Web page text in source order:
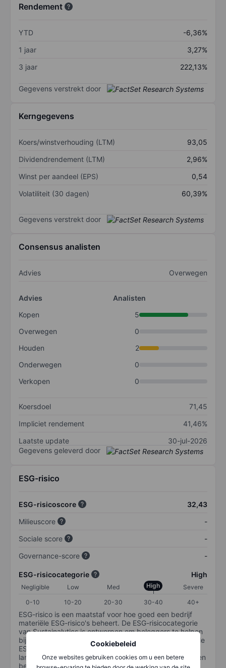
Cookiebeleid
Onze websites gebruiken cookies om u een betere
Rendement
YTD
-6,36%
1 jaar
3,27%
3 jaar
222,13%
Gegevens verstrekt door
Kerngegevens
Koers/winstverhouding (LTM)
93,05
Dividendrendement (LTM)
2,96%
Winst per aandeel (EPS)
0,54
Volatiliteit (30 dagen)
60,39%
Gegevens verstrekt door
Consensus analisten
Advies Overwegen
Advies
Analisten
Kopen
5
Overwegen
0
Houden
2
Onderwegen
0
Verkopen
0
Koersdoel
71,45
Impliciet rendement
41,46%
Laatste update
30-jul-2026
Gegevens geleverd door
ESG-risico
ESG-risicoscore
32,43
Milieuscore
-
Sociale score
-
Governance-score
-
ESG-risicocategorie High
Negligible Low Med High
Severe
0-10
10-20 20-30 30-40 40+
ESG-risico is een maatstaf voor hoe goed een bedrijf
materiële ESG-risico's beheert. De ESG-risicocategorie
van Sustainalytics is ontworpen om beleggers te helpen
bij het identificeren en begrijpen van financieel materiële
ESG-risico's op bedrijfsniveau en hoe deze de
langetermijnprestaties van aandelenbeleggingen kunnen
beïnvloeden. De schaal loopt van 0-100. Hoe lager het